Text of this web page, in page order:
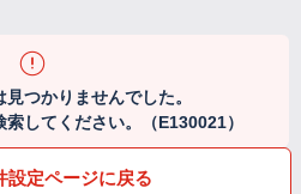
つかりませんでした。
してください。（E130021）
設定ページに戻る